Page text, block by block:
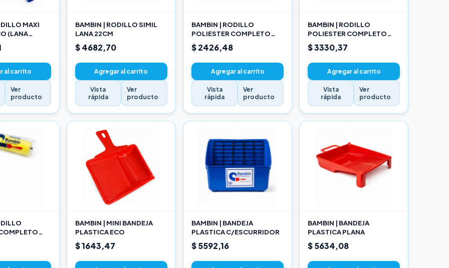
MAXI
(LANA
22CM
al carrito
Ver
producto
BAMBIN | RODILLO SIMIL
LANA 22CM
$ 4682,70
Agregar al carrito
Vista
rápida
Ver
producto
BAMBIN | RODILLO
POLIESTER COMPLETO
10CM
$ 2426,48
Agregar al carrito
Vista
rápida
Ver
producto
BAMBIN | RODILLO
POLIESTER COMPLETO
17CM
$ 3330,37
Agregar al carrito
Vista
rápida
Ver
producto
BAMBIN | MINI BANDEJA
PLASTICA ECO
$ 1643,47
BAMBIN | BANDEJA
PLASTICA C/ESCURRIDOR
$ 5592,16
BAMBIN | BANDEJA
PLASTICA PLANA
$ 5634,08